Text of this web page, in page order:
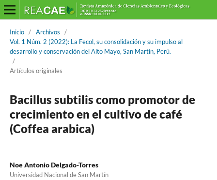
Inicio / Archivos
/
Vol. 1 Núm. 2 (2022): La Fecol, su consolidación y su impulso al
desarrollo y conservación del Alto Mayo, San Martín, Perú.
/
Artículos originales
Bacillus subtilis como promotor de
crecimiento en el cultivo de café
(Coffea arabica)
Noe Antonio Delgado-Torres
Universidad Nacional de San Martín